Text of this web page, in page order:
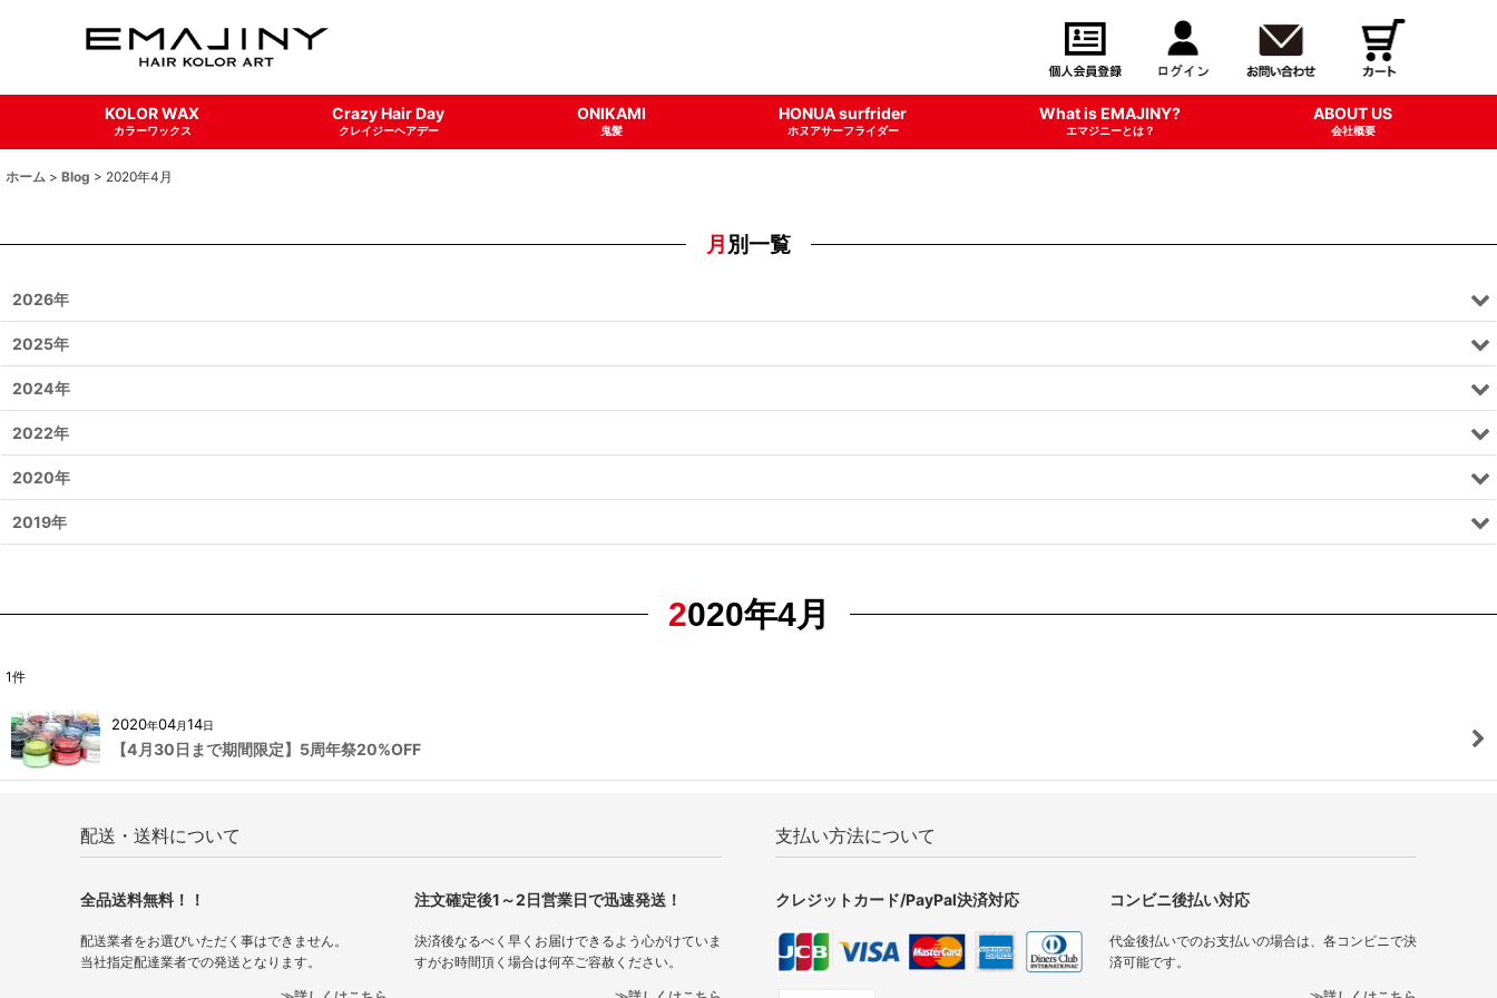
KOLOR WAX
カラーワックス
Crazy Hair Day
クレイジーヘアデー
ONIKAMI
鬼髪
HONUA surfrider
ホヌアサーフライダー
What is EMAJINY?
エマジニーとは？
ABOUT US
会社概要
ホーム > Blog > 2020年4月
2020年4月
1件
2020年04月14日
【4月30日まで期間限定】5周年祭20%OFF
月別一覧
2026年
2025年
2024年
2022年
2020年
2019年
配送・送料について
全品送料無料！！
配送業者をお選びいただく事はできません。
当社指定配達業者での発送となります。
注文確定後1～2日営業日で迅速発送！
決済後なるべく早くお届けできるよう心がけていま
すがお時間頂く場合は何卒ご容赦ください。
支払い方法について
クレジットカード/PayPal決済対応 コンビニ後払い対応
代金後払いでのお支払いの場合は、各コンビニで決
済可能です。